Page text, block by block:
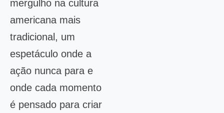
mergulho na cultura
americana mais
tradicional, um
espetáculo onde a
ação nunca para e
onde cada momento
é pensado para criar